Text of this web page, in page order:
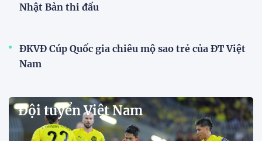
Nhật Bản thi đấu
ĐKVĐ Cúp Quốc gia chiêu mộ sao trẻ của ĐT Việt
Nam
Đội tuyển Việt Nam